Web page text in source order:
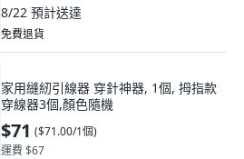
8/22 預計送達
免費退貨
家用縫紉引線器 穿針神器, 1個, 拇指款
穿線器3個,顏色隨機
$71 ($71.00/1個)
運費 $67